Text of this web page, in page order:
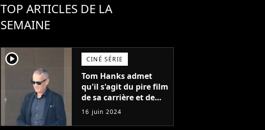
TOP ARTICLES DE LA
SEMAINE
player2 CINÉ SÉRIE
Tom Hanks admet
qu'il s'agit du pire film
de sa carrière et de
l'un des pires de
l'histoire du cinéma :
16 juin 2024